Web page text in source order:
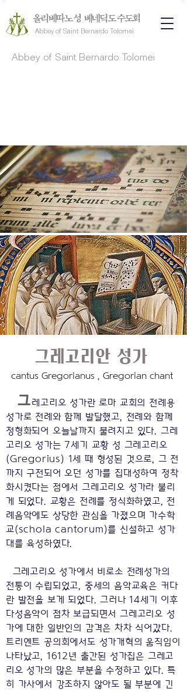
올리베따노 성 베네딕도 수도회
Abbey of Saint Bernardo Tolomei
Abbey of Saint Bernardo Tolomei
그레고리안 성가
cantus Gregorianus , Gregorian chant
그레고리오 성가란 로마 교회의 전례용
성가로 전례와 함께 발달했고, 전례와 함께
정형화되어 오늘날까지 불려지고 있다. 그레
고리오 성가는 7세기 교황 성 그레고리오
(Gregorius) 1세 때 형성된 것으로, 그 전
까지 구전되어 오던 성가를 집대성하여 정착
화시켰다는 점에서 그레고리오 성가라 불리
게 되었다. 교황은 전례를 정식화하였고, 전
례음악에도 상당한 관심을 가졌으며 가수학
교(schola cantorum)를 신설하고 성가
대를 육성하였다.
그레고리오 성가에서 비로소 전례성가의
전통이 수립되었고, 중세의 음악교육은 커다
란 발전을 보게 되었다. 그러나 14세기 이후
다성음악이 점차 보급되면서 그레고리오 성
가에 대한 일반인의 감격은 차차 식어갔다.
트리엔트 공의회에서도 성가개혁의 움직임이
나타났고, 1612년 출간된 성가집은 그레고
리오 성가의 많은 부분을 수정하고 있다. 특
히 가사에서 강조하지 않아도 될 부분에 긴